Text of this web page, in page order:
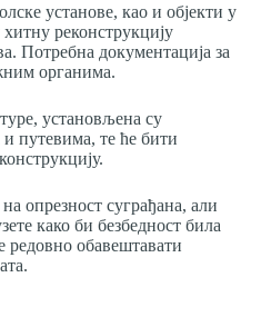
установе, као и објекти у
хитну реконструкцију
Потребна документација за
органима.
установљенa су
путевима, те ће бити
опрезност суграђана, али
како би безбедност била
обавештавати